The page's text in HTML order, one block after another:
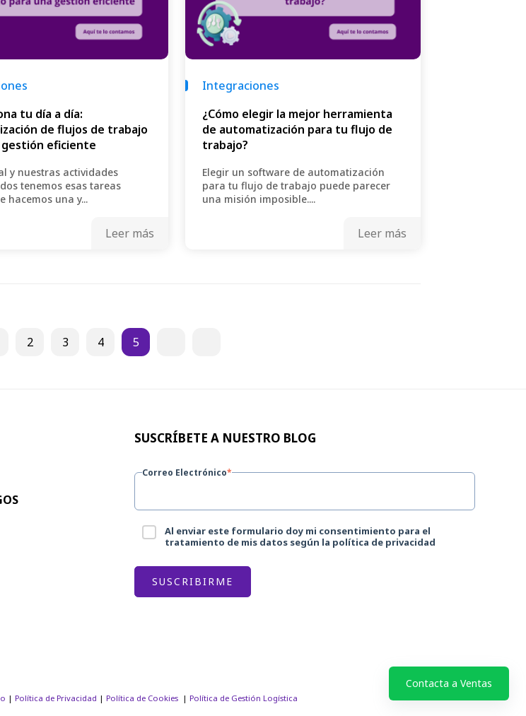
tu día a día:
de flujos de trabajo
gestión eficiente
y nuestras actividades
tenemos esas tareas
hacemos una y...
Leer más
Integraciones
¿Cómo elegir la mejor herramienta
de automatización para tu flujo de
trabajo?
Elegir un software de automatización
para tu flujo de trabajo puede parecer
una misión imposible....
Leer más
2 3 4 5
Contacta a Ventas
SUSCRÍBETE A NUESTRO BLOG
Correo Electrónico*
Al enviar este formulario doy mi consentimiento para el
tratamiento de mis datos según la política de privacidad
| Política de Privacidad | Política de Cookies | Política de Gestión Logística